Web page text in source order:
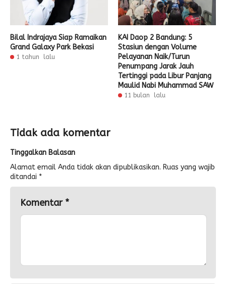
Bilal Indrajaya Siap Ramaikan
Grand Galaxy Park Bekasi
1 tahun lalu
KAI Daop 2 Bandung: 5
Stasiun dengan Volume
Pelayanan Naik/Turun
Penumpang Jarak Jauh
Tertinggi pada Libur Panjang
Maulid Nabi Muhammad SAW
11 bulan lalu
Tidak ada komentar
Tinggalkan Balasan
Alamat email Anda tidak akan dipublikasikan. Ruas yang wajib
ditandai *
Komentar *